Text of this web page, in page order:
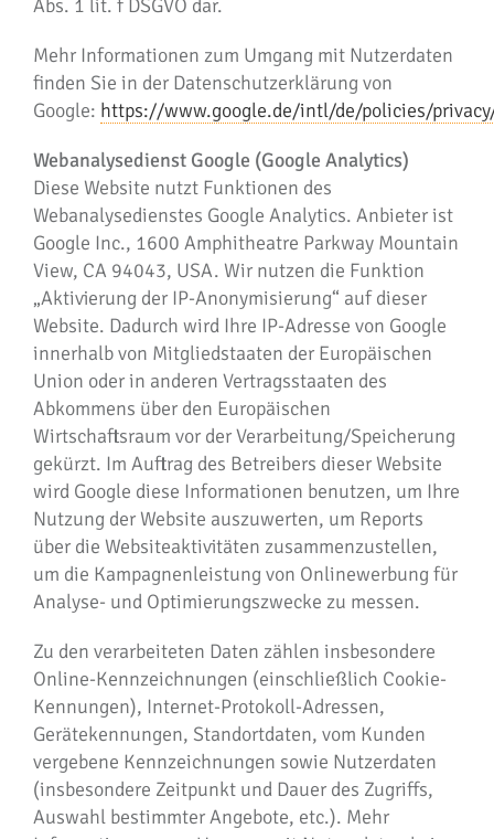
Abs. 1 lit. f DSGVO dar.
Mehr Informationen zum Umgang mit Nutzerdaten
finden Sie in der Datenschutzerklärung von
Google: https://www.google.de/intl/de/policies/
Webanalysedienst Google (Google Analytics)
Diese Website nutzt Funktionen des
Webanalysedienstes Google Analytics. Anbieter ist
Google Inc., 1600 Amphitheatre Parkway Mountain
View, CA 94043, USA. Wir nutzen die Funktion
„Aktivierung der IP-Anonymisierung“ auf dieser
Website. Dadurch wird Ihre IP-Adresse von Google
innerhalb von Mitgliedstaaten der Europäischen
Union oder in anderen Vertragsstaaten des
Abkommens über den Europäischen
Wirtschaftsraum vor der Verarbeitung/Speicherung
gekürzt. Im Auftrag des Betreibers dieser Website
wird Google diese Informationen benutzen, um Ihre
Nutzung der Website auszuwerten, um Reports
über die Websiteaktivitäten zusammenzustellen,
um die Kampagnenleistung von Onlinewerbung für
Analyse- und Optimierungszwecke zu messen.
Zu den verarbeiteten Daten zählen insbesondere
Online-Kennzeichnungen (einschließlich Cookie-
Kennungen), Internet-Protokoll-Adressen,
Gerätekennungen, Standortdaten, vom Kunden
vergebene Kennzeichnungen sowie Nutzerdaten
(insbesondere Zeitpunkt und Dauer des Zugriffs,
Auswahl bestimmter Angebote, etc.). Mehr